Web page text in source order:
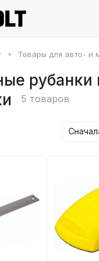
Товары для авто- и
рубанки
5 товаров